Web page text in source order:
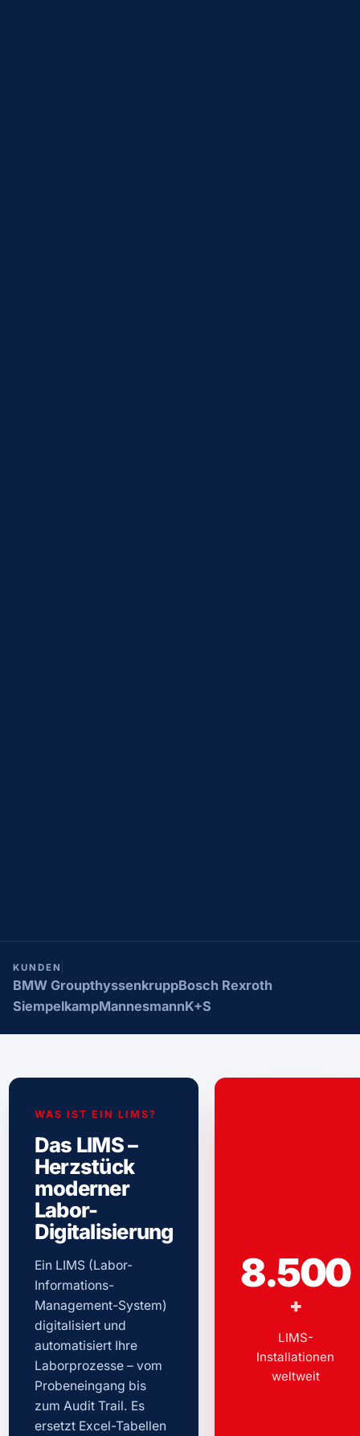
KUNDEN
BMW GroupthyssenkruppBosch Rexroth
SiempelkampMannesmannK+S
WAS IST EIN LIMS?
Das LIMS –
Herzstück
moderner
Labor-
Digitalisierung
Ein LIMS (Labor-
Informations-
Management-System)
digitalisiert und
automatisiert Ihre
Laborprozesse – vom
Probeneingang bis
zum Audit Trail. Es
ersetzt Excel-Tabellen
8.500
+
LIMS-
Installationen
weltweit